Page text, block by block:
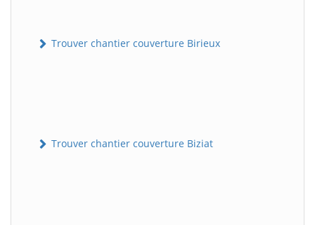
Trouver chantier couverture Birieux
Trouver chantier couverture Biziat